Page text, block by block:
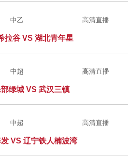
中乙
拉谷 VS 湖北青年星
高清直播
中超
绿城 VS 武汉三镇
高清直播
中超
VS 辽宁铁人楠波湾
高清直播